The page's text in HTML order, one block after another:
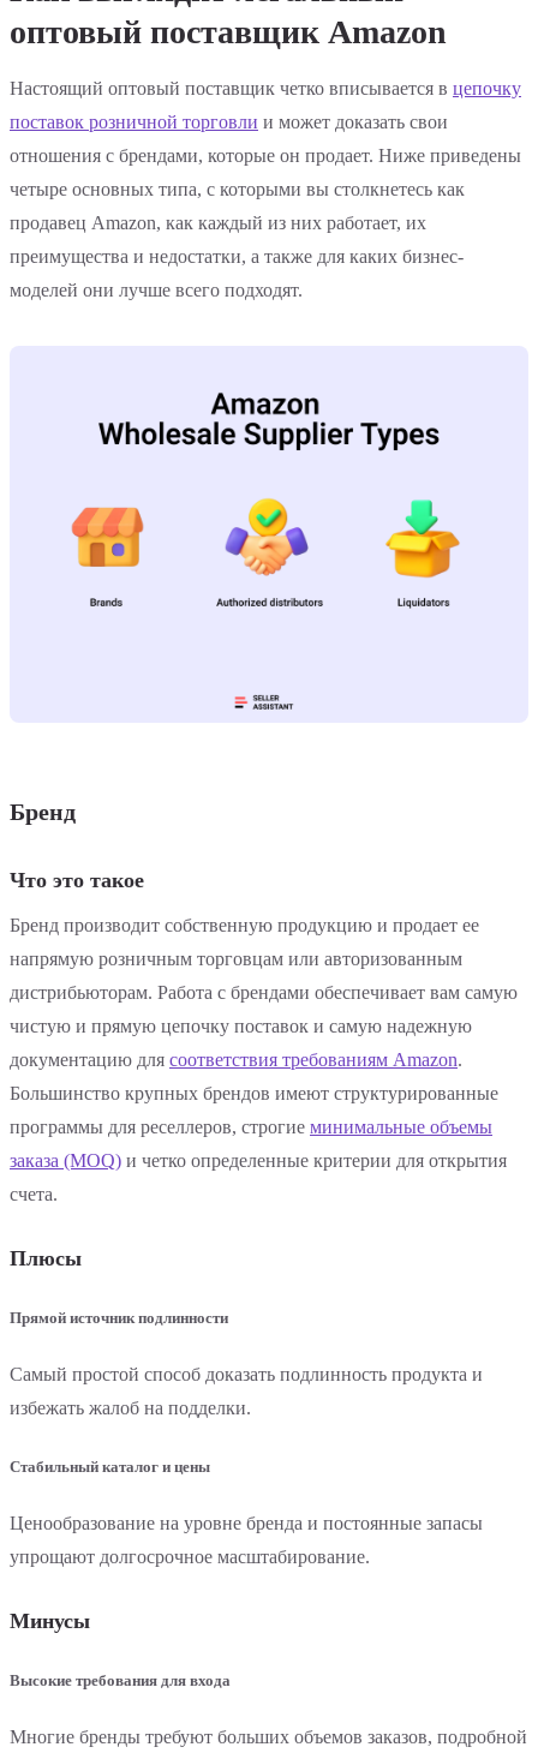
оптовый поставщик Amazon
Настоящий оптовый поставщик четко вписывается в цепочку
поставок розничной торговли и может доказать свои
отношения с брендами, которые он продает. Ниже приведены
четыре основных типа, с которыми вы столкнетесь как
продавец Amazon, как каждый из них работает, их
преимущества и недостатки, а также для каких бизнес-
моделей они лучше всего подходят.
Бренд
Что это такое
Бренд производит собственную продукцию и продает ее
напрямую розничным торговцам или авторизованным
дистрибьюторам. Работа с брендами обеспечивает вам самую
чистую и прямую цепочку поставок и самую надежную
документацию для соответствия требованиям Amazon.
Большинство крупных брендов имеют структурированные
программы для реселлеров, строгие минимальные объемы
заказа (MOQ) и четко определенные критерии для открытия
счета.
Плюсы
Прямой источник подлинности
Самый простой способ доказать подлинность продукта и
избежать жалоб на подделки.
Стабильный каталог и цены
Ценообразование на уровне бренда и постоянные запасы
упрощают долгосрочное масштабирование.
Минусы
Высокие требования для входа
Многие бренды требуют больших объемов заказов, подробной